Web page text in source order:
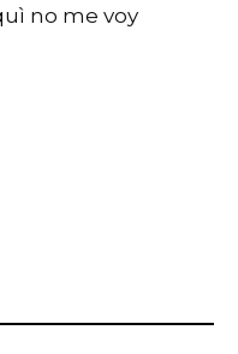
no me voy